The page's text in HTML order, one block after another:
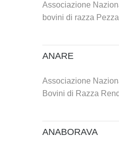
Associazione
bovini di razza
ANARE
Associazione
Bovini di Razza
ANABORAVA